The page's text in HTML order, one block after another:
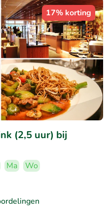
17% korting
(2,5 uur) bij
Ma
Wo